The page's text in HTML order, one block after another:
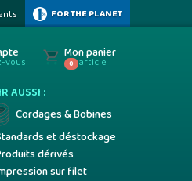
FOR THE PLANET
vous
Mon panier
0 article
AUSSI :
Cordages & Bobines
et déstockage
dérivés
sur filet